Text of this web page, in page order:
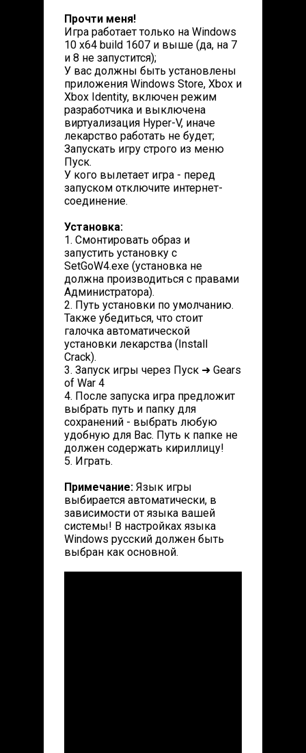
Прочти меня!
Игра работает только на Windows
10 x64 build 1607 и выше (да, на 7
и 8 не запустится);
У вас должны быть установлены
приложения Windows Store, Xbox и
Xbox Identity, включен режим
разработчика и выключена
виртуализация Hyper-V, иначе
лекарство работать не будет;
Запускать игру строго из меню
Пуск.
У кого вылетает игра - перед
запуском отключите интернет-
соединение.
Установка:
1. Смонтировать образ и
запустить установку с
SetGoW4.exe (установка не
должна производиться с правами
Администратора).
2. Путь установки по умолчанию.
Также убедиться, что стоит
галочка автоматической
установки лекарства (Install
Crack).
3. Запуск игры через Пуск ➜ Gears
of War 4
4. После запуска игра предложит
выбрать путь и папку для
сохранений - выбрать любую
удобную для Вас. Путь к папке не
должен содержать кириллицу!
5. Играть.
Примечание: Язык игры
выбирается автоматически, в
зависимости от языка вашей
системы! В настройках языка
Windows русский должен быть
выбран как основной.